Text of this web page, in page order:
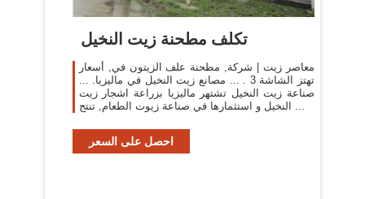
تكلف مطحنة زيت النخيل
معاصر زيت | شركة, مطحنة علف الزيتون في, أسعار
تهتز الشاشة 3 . ... مصانع زيت النخيل في ماليزيا. ...
صناعة زيت النخيل تشتهر ماليزيا بزراعة اشجار زيت
النخيل و استثمارها في صناعة زيوت الطعام, تنتج ...
احصل على السعر